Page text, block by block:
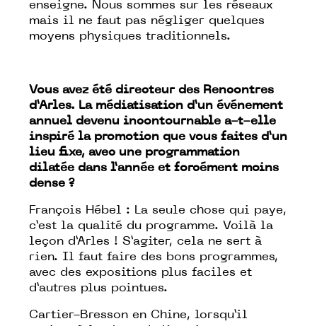
enseigne. Nous sommes sur les réseaux
mais il ne faut pas négliger quelques
moyens physiques traditionnels.
Vous avez été directeur des Rencontres
d’Arles. La médiatisation d’un événement
annuel devenu incontournable a-t-elle
inspiré la promotion que vous faites d’un
lieu fixe, avec une programmation
dilatée dans l’année et forcément moins
dense ?
François Hébel : La seule chose qui paye,
c’est la qualité du programme. Voilà la
leçon d’Arles ! S’agiter, cela ne sert à
rien. Il faut faire des bons programmes,
avec des expositions plus faciles et
d’autres plus pointues.
Cartier-Bresson en Chine, lorsqu’il